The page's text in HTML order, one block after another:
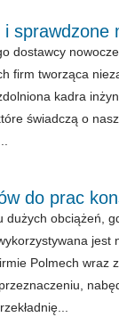
i sprawdzone
dostawcy
firm tworząca
kadra
świadczą o
do prac
dużych obciążeń,
jest
Polmech wraz